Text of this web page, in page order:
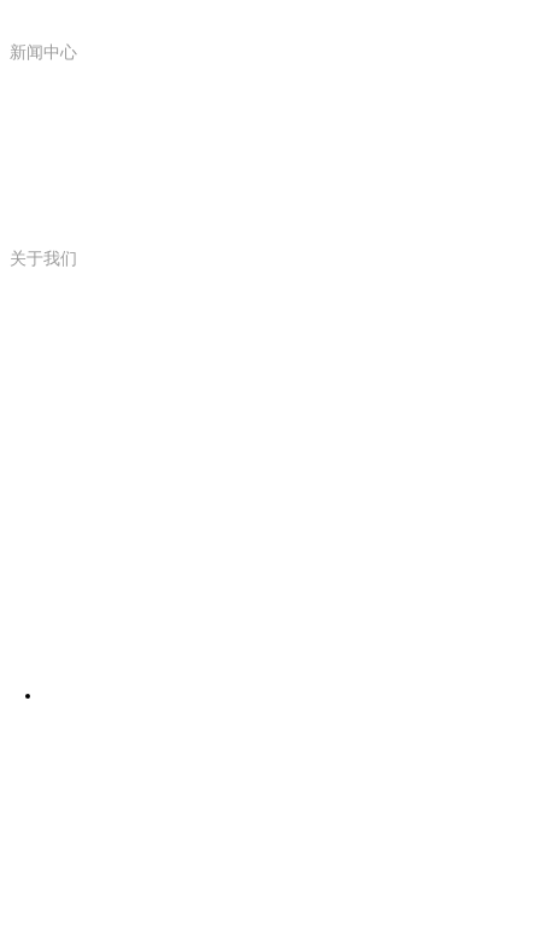
新闻中心
关于我们